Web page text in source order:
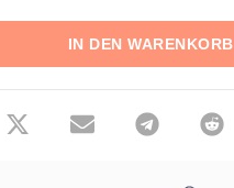
IN DEN WARENKORB